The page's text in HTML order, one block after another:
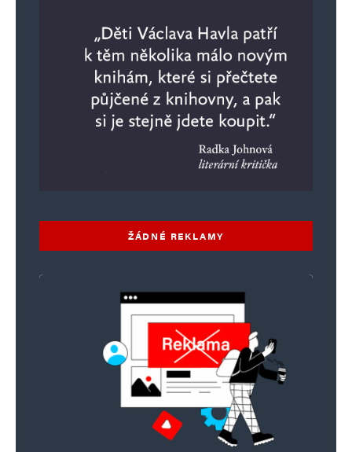
16. 6. 2026 (8:59)
Proslýchá se, že bude předepsáno zateplovat
i kadibudky u rekreačních objektů. Chataři
a chalupáři, těšte se.
16. 6. 2026 (9:34)
tyhle gestapácké manýry nikým nevolené
evropské komise nusí skončit. libtardi jsou
rozlezlí všude, hlavně na fakultách. stále jsou
infiltrováni do všech sfér vlivu. jsou lidem
vymývány mozky již od školky a dětského
pískoviště. nechce se jim pořádně makat, a tak
vymýšlejí stále zákeřnější mutace
choromyslnosti. fialový eurohnus.🤮🤮🤮
ŽÁDNÉ REKLAMY